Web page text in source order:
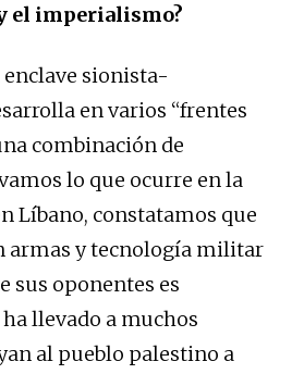
el imperialismo?
sionista-
en varios “frentes
combinación de
lo que ocurre en la
Líbano, constatamos que
armas y tecnología militar
sus oponentes es
llevado a muchos
al pueblo palestino a